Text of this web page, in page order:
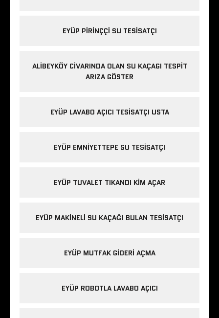
EYÜP PIRINÇÇI SU TESISATÇI
ALIBEYKÖY CIVARINDA OLAN SU KAÇAGI TESPIT
ARIZA GÖSTER
EYÜP LAVABO AÇICI TESISATÇI USTA
EYÜP EMNIYETTEPE SU TESISATÇI
EYÜP TUVALET TIKANDI KIM AÇAR
EYÜP MAKINELI SU KAÇAĞI BULAN TESISATÇI
EYÜP MUTFAK GIDERI AÇMA
EYÜP ROBOTLA LAVABO AÇICI